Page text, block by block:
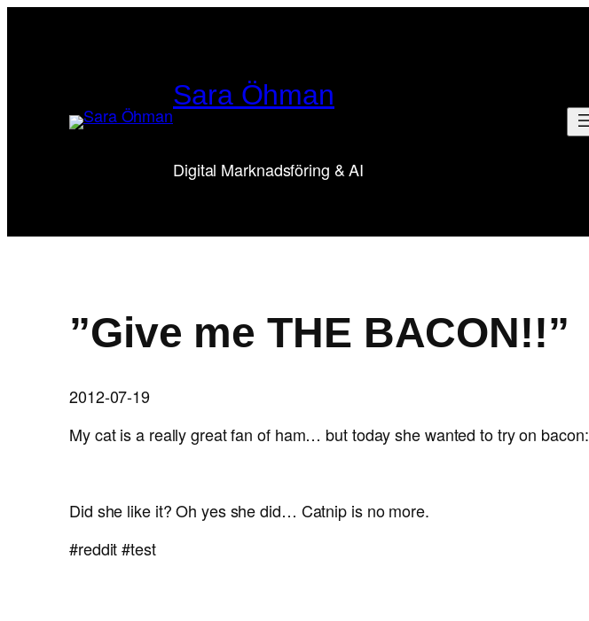
Sara Öhman
Digital Marknadsföring & AI
”Give me THE BACON!!”
2012-07-19
My cat is a really great fan of ham… but today she wanted to try on bacon:
Did she like it? Oh yes she did… Catnip is no more.
#reddit #test